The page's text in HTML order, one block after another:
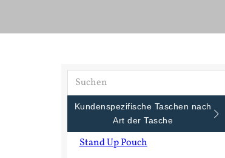
Kundenspezifische Taschen nach
Art der Tasche
Stand Up Pouch